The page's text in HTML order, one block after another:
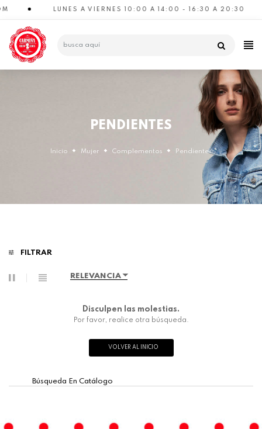
LUNES A VIERNES 10:00 A 14:00 - 16:30 A 20:30
CATEGORÍAS
PENDIENTES
Inicio Mujer Complementos Pendientes
FILTRAR
RELEVANCIA
Disculpen las molestias.
Por favor, realice otra búsqueda.
VOLVER AL INICIO